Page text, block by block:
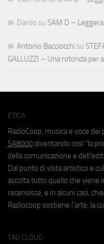
Danilo su SAM D –
Antonio Bacciocchi su
GALLUZZI – Una rotonda per
ETICA
RadioCoop, musica e voce
SA8000 diventando così "la
della comunicazione e
Dal punto di vista artistico e
ascolta tutto quello che viene
recensisce, e in alcuni casi,
Radiocoop sostiene l'arte, la
TAG CLOUD